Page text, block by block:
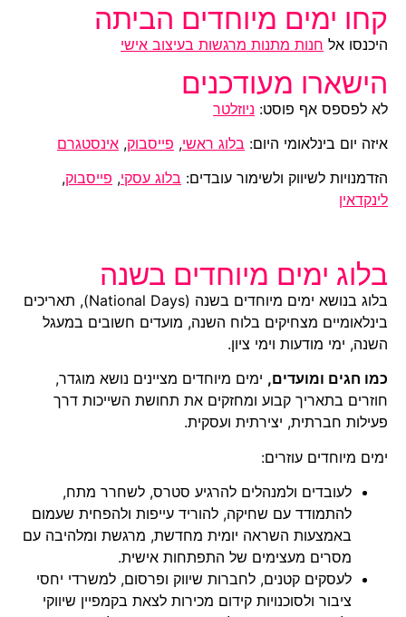
קחו ימים מיוחדים הביתה
היכנסו אל חנות מתנות מרגשות בעיצוב אישי
הישארו מעודכנים
לא לפספס אף פוסט: ניוזלטר
איזה יום בינלאומי היום: בלוג ראשי, פייסבוק, אינסטגרם
הזדמנויות לשיווק ולשימור עובדים: בלוג עסקי, פייסבוק,
לינקדאין
בלוג ימים מיוחדים בשנה
בלוג בנושא ימים מיוחדים בשנה (National Days), תאריכים
בינלאומיים מצחיקים בלוח השנה, מועדים חשובים במעגל
השנה, ימי מודעות וימי ציון.
כמו חגים ומועדים, ימים מיוחדים מציינים נושא מוגדר,
חוזרים בתאריך קבוע ומחזקים את תחושת השייכות דרך
פעילות חברתית, יצירתית ועסקית.
ימים מיוחדים עוזרים:
לעובדים ולמנהלים להרגיע סטרס, לשחרר מתח,
להתמודד עם שחיקה, להוריד עייפות ולהפחית שעמום
באמצעות השראה יומית מחדשת, מרגשת ומלהיבה עם
מסרים מעצימים של התפתחות אישית.
לעסקים קטנים, לחברות שיווק ופרסום, למשרדי יחסי
ציבור ולסוכנויות קידום מכירות לצאת בקמפיין שיווקי